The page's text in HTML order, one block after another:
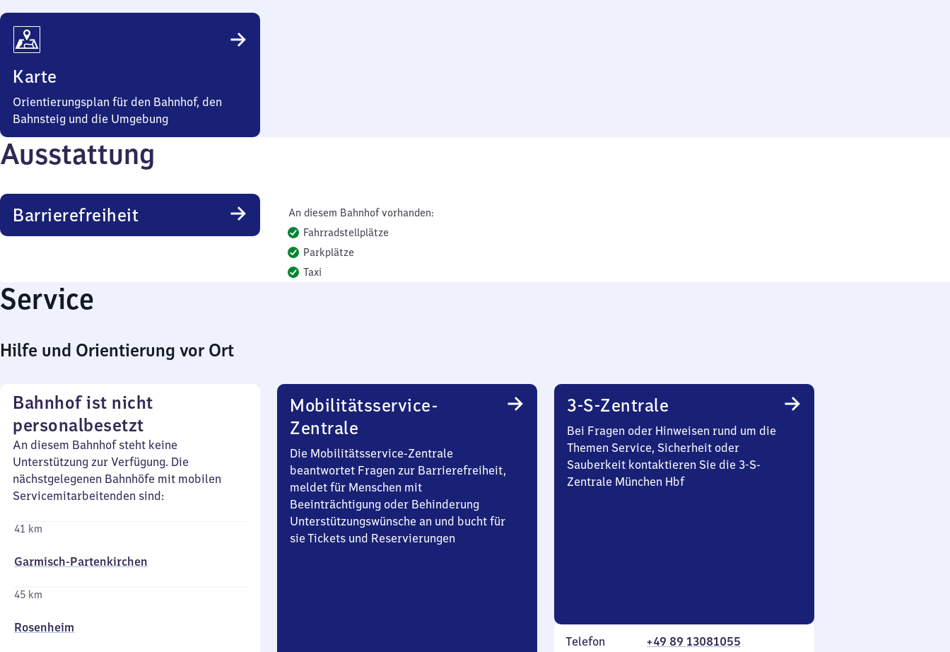
Karte
Orientierungsplan für den Bahnhof, den
Bahnsteig und die Umgebung
Ausstattung
Barrierefreiheit
An diesem Bahnhof vorhanden:
Fahrradstellplätze
Parkplätze
Taxi
Service
Hilfe und Orientierung vor Ort
Bahnhof ist nicht
personalbesetzt
An diesem Bahnhof steht keine
Unterstützung zur Verfügung. Die
nächstgelegenen Bahnhöfe mit mobilen
Servicemitarbeitenden sind:
41 km
Garmisch-Partenkirchen
45 km
Rosenheim
Mobilitätsservice-
Zentrale
Die Mobilitätsservice-Zentrale
beantwortet Fragen zur Barrierefreiheit,
meldet für Menschen mit
Beeinträchtigung oder Behinderung
Unterstützungswünsche an und bucht für
sie Tickets und Reservierungen
3-S-Zentrale
Bei Fragen oder Hinweisen rund um die
Themen Service, Sicherheit oder
Sauberkeit kontaktieren Sie die 3-S-
Zentrale München Hbf
Telefon
+49 89 13081055